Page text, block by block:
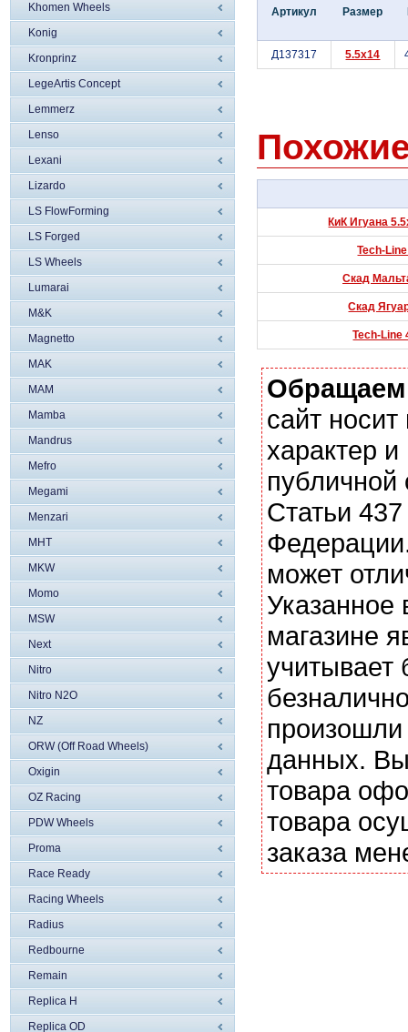
Khomen Wheels
Konig
Kronprinz
LegeArtis Concept
Lemmerz
Lenso
Lexani
Lizardo
LS FlowForming
LS Forged
LS Wheels
Lumarai
M&K
Magnetto
MAK
MAM
Mamba
Mandrus
Mefro
Megami
Menzari
MHT
MKW
Momo
MSW
Next
Nitro
Nitro N2O
NZ
ORW (Off Road Wheels)
Oxigin
OZ Racing
PDW Wheels
Proma
Race Ready
Racing Wheels
Radius
Redbourne
Remain
Replica H
Replica OD
Артикул Размер
Д137317 5.5x14
КиК Игуана
Tech-
Скад
Скад
Tech-Line
сайт
характер
Статьи
может
магазине
учитывает
данных. Вы
товара
товара
заказа